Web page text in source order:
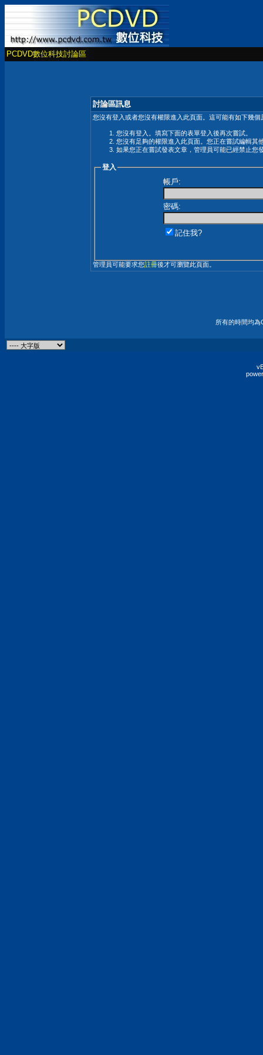
PCDVD數位科技討論區
討論區訊息
您沒有登入或者您沒有權限進入此頁面。這可能有如下幾個
您沒有登入。填寫下面的表單登入後再次嘗試。
您沒有足夠的權限進入此頁面。您正在嘗試編輯其
如果您正在嘗試發表文章，管理員可能已經禁止您
登入
帳戶:
密碼:
記住我?
管理員可能要求您註冊後才可瀏覽此頁面。
所有的時間均為